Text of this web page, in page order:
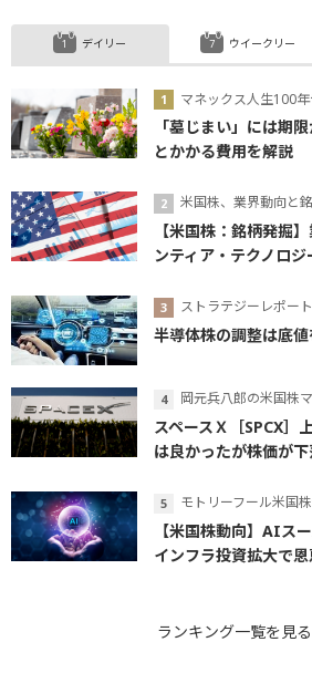
デイリー
マネックス人生100
「墓じまい」には期
とかかる費用を解説
米国株、業界動向と
【米国株：銘柄発掘
ンティア・テクノロジ
ストラテジーレポート
半導体株の調整は底
岡元兵八郎の米国株
スペースＸ［SPCX］
は良かったが株価が
モトリーフール米国
【米国株動向】AIス
インフラ投資拡大で
ウイークリー
ランキング一覧を見る